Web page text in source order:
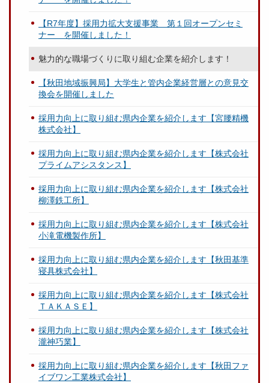
【R7年度】採用力拡大支援事業 第１回オープンセミ
ナー を開催しました！
魅力的な職場づくりに取り組む企業を紹介します！
【秋田地域振興局】大学生と管内企業経営層との意見交
換会を開催しました
採用力向上に取り組む県内企業を紹介します【宮腰精機
株式会社】
採用力向上に取り組む県内企業を紹介します【株式会社
プライムアシスタンス】
採用力向上に取り組む県内企業を紹介します【株式会社
柳澤鉄工所】
採用力向上に取り組む県内企業を紹介します【株式会社
小滝電機製作所】
採用力向上に取り組む県内企業を紹介します【秋田基準
寝具株式会社】
採用力向上に取り組む県内企業を紹介します【株式会社
ＴＡＫＡＳＥ】
採用力向上に取り組む県内企業を紹介します【株式会社
瀧神巧業】
採用力向上に取り組む県内企業を紹介します【秋田ファ
イブワン工業株式会社】